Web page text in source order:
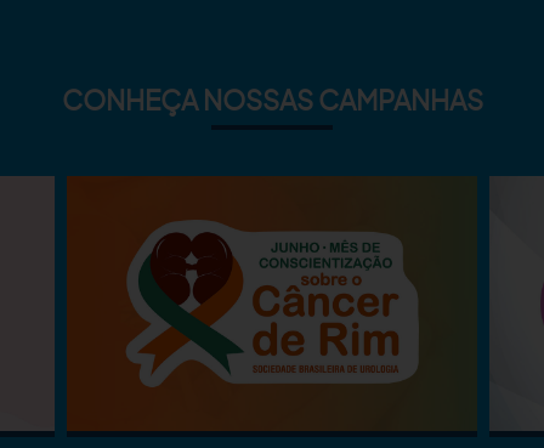
CONHEÇA NOSSAS CAMPANHAS